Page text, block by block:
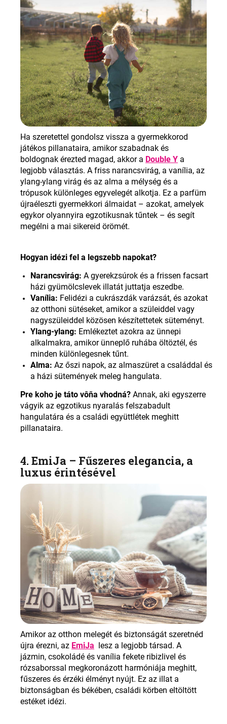
Ha szeretettel gondolsz vissza a gyermekkorod
játékos pillanataira, amikor szabadnak és
boldognak érezted magad, akkor a Double Y a
legjobb választás. A friss narancsvirág, a vanília, az
ylang-ylang virág és az alma a mélység és a
trópusok különleges egyvelegét alkotja. Ez a parfüm
újraéleszti gyermekkori álmaidat – azokat, amelyek
egykor olyannyira egzotikusnak tűntek – és segít
megélni a mai sikereid örömét.
Hogyan idézi fel a legszebb napokat?
Narancsvirág: A gyerekzsúrok és a frissen facsart
házi gyümölcslevek illatát juttatja eszedbe.
Vanília: Felidézi a cukrászdák varázsát, és azokat
az otthoni sütéseket, amikor a szüleiddel vagy
nagyszüleiddel közösen készítettetek süteményt.
Ylang-ylang: Emlékeztet azokra az ünnepi
alkalmakra, amikor ünneplő ruhába öltöztél, és
minden különlegesnek tűnt.
Alma: Az őszi napok, az almaszüret a családdal és
a házi sütemények meleg hangulata.
Pre koho je táto vôňa vhodná? Annak, aki egyszerre
vágyik az egzotikus nyaralás felszabadult
hangulatára és a családi együttlétek meghitt
pillanataira.
4. EmiJa – Fűszeres elegancia, a
luxus érintésével
Amikor az otthon melegét és biztonságát szeretnéd
újra érezni, az EmiJa lesz a legjobb társad. A
jázmin, csokoládé és vanília fekete ribizlivel és
rózsaborssal megkoronázott harmóniája meghitt,
fűszeres és érzéki élményt nyújt. Ez az illat a
biztonságban és békében, családi körben eltöltött
estéket idézi.